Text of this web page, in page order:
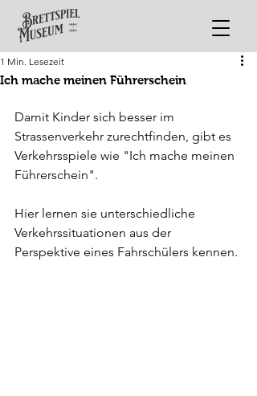
Ich mache meinen Führerschein
1 Min. Lesezeit
Damit Kinder sich besser im
Strassenverkehr zurechtfinden, gibt es
Verkehrsspiele wie "Ich mache meinen
Führerschein".
Hier lernen sie unterschiedliche
Verkehrssituationen aus der
Perspektive eines Fahrschülers kennen.